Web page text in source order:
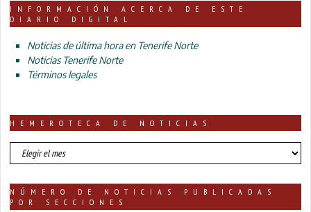
INFORMACIÓN ACERCA DE ESTE
DIARIO DIGITAL
Noticias de última hora en Tenerife Norte
Noticias Tenerife Norte
Términos legales
HEMEROTECA DE NOTICIAS
HEMEROTECA
DE
NÚMERO DE NOTICIAS PUBLICADAS
POR SECCIONES